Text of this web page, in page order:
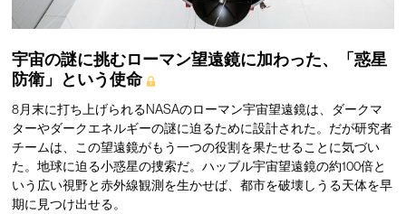
宇宙の謎に挑むローマン望遠鏡に加わった、「惑星
防衛」という使命
8月末に打ち上げられるNASAのローマン宇宙望遠鏡は、ダークマ
ターやダークエネルギーの謎に迫るために設計された。だが研究者
チームは、この望遠鏡がもう一つの役割を果たせることに気づい
た。地球に迫る小惑星の捜索だ。ハッブル宇宙望遠鏡の約100倍と
いう広い視野と赤外線観測を生かせば、都市を破壊しうる天体を早
期に見つけ出せる。